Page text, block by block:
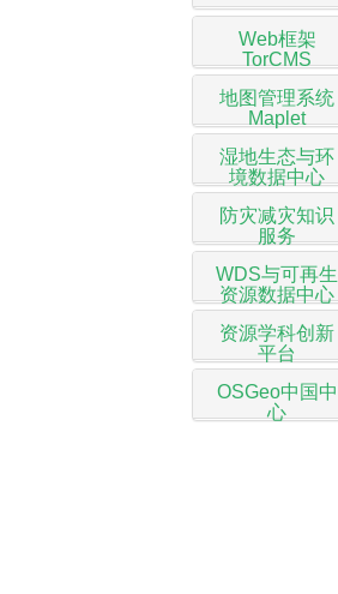
Web框架
TorCMS
地图管理系统
Maplet
湿地生态与环
境数据中心
防灾减灾知识
服务
WDS与可再生
资源数据中心
资源学科创新
平台
OSGeo中国中
心